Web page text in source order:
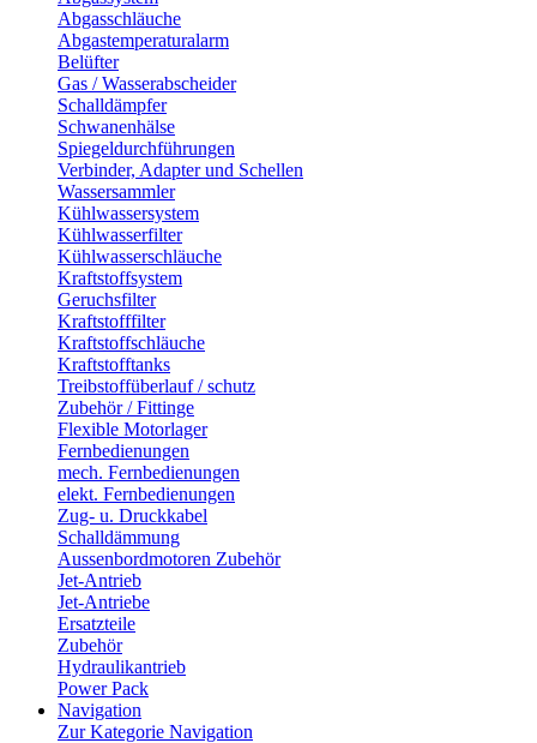
Abgasschläuche
Abgastemperaturalarm
Belüfter
Gas / Wasserabscheider
Schalldämpfer
Schwanenhälse
Spiegeldurchführungen
Verbinder, Adapter und Schellen
Wassersammler
Kühlwassersystem
Kühlwasserfilter
Kühlwasserschläuche
Kraftstoffsystem
Geruchsfilter
Kraftstofffilter
Kraftstoffschläuche
Kraftstofftanks
Treibstoffüberlauf / schutz
Zubehör / Fittinge
Flexible Motorlager
Fernbedienungen
mech. Fernbedienungen
elekt. Fernbedienungen
Zug- u. Druckkabel
Schalldämmung
Aussenbordmotoren Zubehör
Jet-Antrieb
Jet-Antriebe
Ersatzteile
Zubehör
Hydraulikantrieb
Power Pack
Navigation
Zur Kategorie Navigation